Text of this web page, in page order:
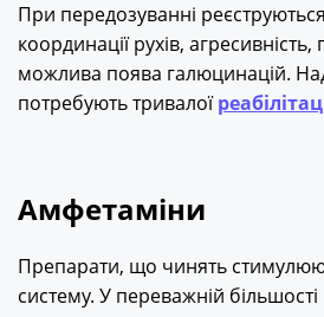
При передозуванні
координації рухів, агресивність,
можлива поява галюцинацій.
потребують тривалої
Амфетаміни
Препарати, що чинять
систему. У переважній більшості